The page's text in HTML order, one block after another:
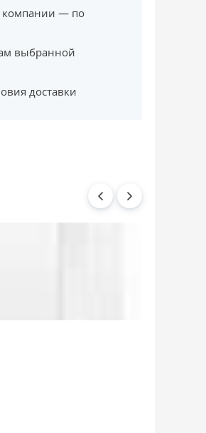
компании — по
выбранной
доставки